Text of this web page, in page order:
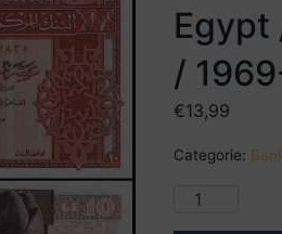
Egypt
/
€13,99
Categorie: